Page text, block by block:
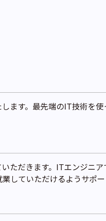
ます。最先端のIT技術を
ただきます。ITエンジニ
していただけるようサポー